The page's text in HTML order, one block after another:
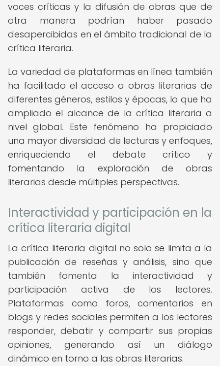
voces críticas y la difusión de obras que de
otra manera podrían haber pasado
desapercibidas en el ámbito tradicional de la
crítica literaria.
La variedad de plataformas en línea también
ha facilitado el acceso a obras literarias de
diferentes géneros, estilos y épocas, lo que ha
ampliado el alcance de la crítica literaria a
nivel global. Este fenómeno ha propiciado
una mayor diversidad de lecturas y enfoques,
enriqueciendo el debate crítico y
fomentando la exploración de obras
literarias desde múltiples perspectivas.
Interactividad y participación en la
crítica literaria digital
La crítica literaria digital no solo se limita a la
publicación de reseñas y análisis, sino que
también fomenta la interactividad y
participación activa de los lectores.
Plataformas como foros, comentarios en
blogs y redes sociales permiten a los lectores
responder, debatir y compartir sus propias
opiniones, generando así un diálogo
dinámico en torno a las obras literarias.